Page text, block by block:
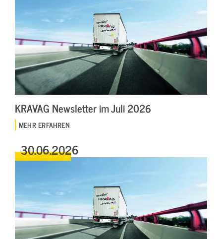
KRAVAG Newsletter im Juli 2026
MEHR ERFAHREN
30.06.2026